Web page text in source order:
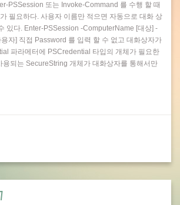
PSSession 또는 Invoke-Command 를 수행 할 때
필요하다. 사용자 이름만 적으면 자동으로 대화 상
있다. Enter-PSSession -ComputerName [대상] -
자] 직접 Password 를 입력 할 수 없고 대화상자가
파라메터에 PSCredential 타입의 개체가 필요한
용되는 SecureString 개체가 대화상자를 통해서만